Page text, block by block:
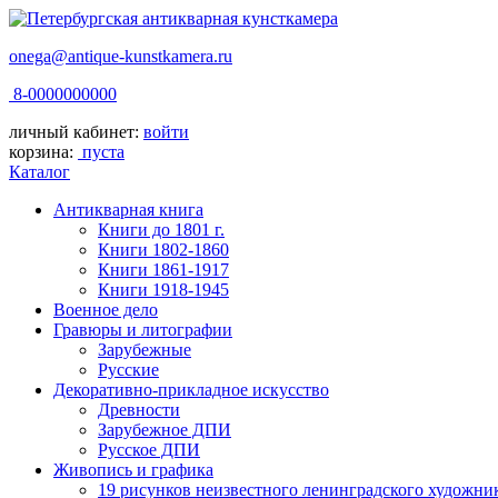
onega@antique-kunstkamera.ru
8-0000000000
личный кабинет: войти
корзина: пуста
Каталог
Антикварная книга
Книги до 1801 г.
Книги 1802-1860
Книги 1861-1917
Книги 1918-1945
Военное дело
Гравюры и литографии
Зарубежные
Русские
Декоративно-прикладное искусство
Древности
Зарубежное ДПИ
Русское ДПИ
Живопись и графика
19 рисунков неизвестного ленинградского